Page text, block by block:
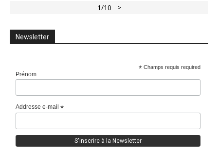
1/10 >
Newsletter
* Champs requis required
Prénom
Addresse e-mail*